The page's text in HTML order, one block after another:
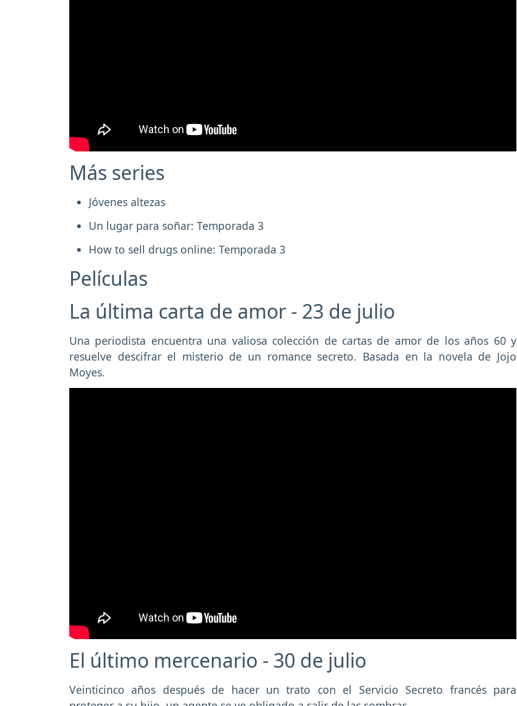
Más series
Jóvenes altezas
Un lugar para soñar: Temporada 3
How to sell drugs online: Temporada 3
Películas
La última carta de amor - 23 de julio
Una periodista encuentra una valiosa colección de cartas de amor de los años 60 y
resuelve descifrar el misterio de un romance secreto. Basada en la novela de Jojo
Moyes.
El último mercenario - 30 de julio
Veinticinco años después de hacer un trato con el Servicio Secreto francés para